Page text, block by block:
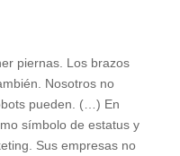
piernas. Los brazos
Nosotros no
pueden. (…) En
símbolo de estatus y
Sus empresas no